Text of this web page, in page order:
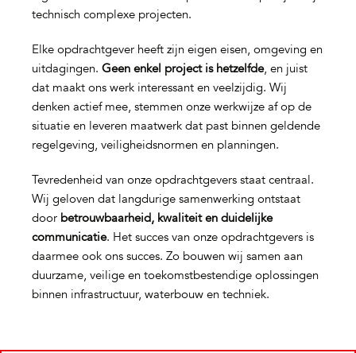
technisch complexe projecten.
Elke opdrachtgever heeft zijn eigen eisen, omgeving en
uitdagingen. Geen enkel project is hetzelfde, en juist
dat maakt ons werk interessant en veelzijdig. Wij
denken actief mee, stemmen onze werkwijze af op de
situatie en leveren maatwerk dat past binnen geldende
regelgeving, veiligheidsnormen en planningen.
Tevredenheid van onze opdrachtgevers staat centraal.
Wij geloven dat langdurige samenwerking ontstaat
door betrouwbaarheid, kwaliteit en duidelijke
communicatie. Het succes van onze opdrachtgevers is
daarmee ook ons succes. Zo bouwen wij samen aan
duurzame, veilige en toekomstbestendige oplossingen
binnen infrastructuur, waterbouw en techniek.